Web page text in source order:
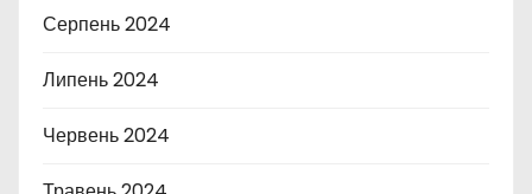
Серпень 2024
Липень 2024
Червень 2024